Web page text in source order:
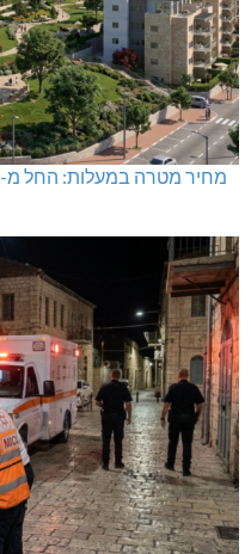
מחיר מטרה במעלות: החל מ-728,000 ₪